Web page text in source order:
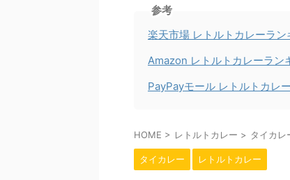
参考
楽天市場 レトルトカレーラン
Amazon レトルトカレーラン
PayPayモール レトルトカレ
HOME > レトルトカレー > タイカレ
タイカレー レトルトカレー